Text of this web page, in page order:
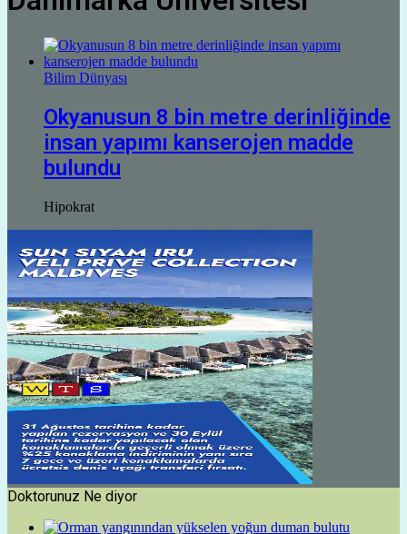
Bilim Dünyası
Okyanusun 8 bin metre derinliğinde
insan yapımı kanserojen madde
bulundu
Hipokrat
Doktorunuz Ne diyor